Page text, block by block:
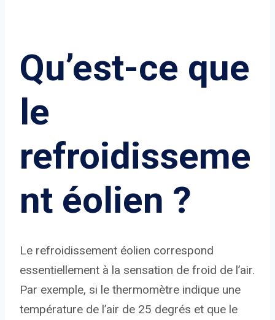
Qu’est-ce que
le
refroidisseme
nt éolien ?
Le refroidissement éolien correspond
essentiellement à la sensation de froid de l’air.
Par exemple, si le thermomètre indique une
température de l’air de 25 degrés et que le